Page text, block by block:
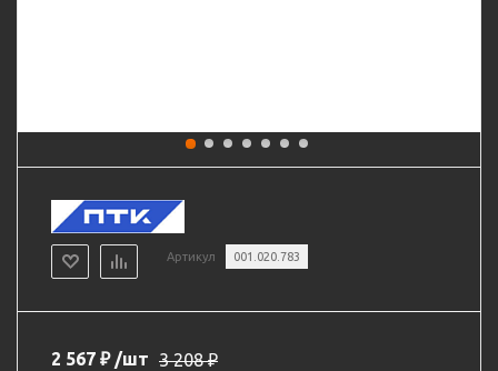
Артикул 001.020.783
2 567 ₽ /шт 3 208₽